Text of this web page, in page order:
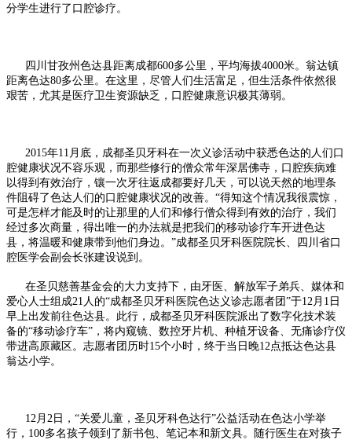
分学生进行了口腔诊疗。
四川甘孜州色达县距离成都600多公里，平均海拔4000米。翁达镇
距离色达80多公里。在这里，尽管人们生活富足，但生活条件依然很
艰苦，尤其是医疗卫生资源缺乏，口腔健康意识极其薄弱。
2015年11月底，成都圣贝牙科在一次义诊活动中获悉色达的人们口
腔健康状况不容乐观，而那些修行的僧众常年深居佛寺，口腔疾病难
以得到有效治疗，镶一次牙往返成都要好几天，可以说天然的地理条
件阻碍了色达人们的口腔健康状况的改善。“得知这个情况我很震惊，
可是怎样才能及时的让那里的人们和修行僧众得到有效的治疗，我们
经过多次商量，得出唯一的办法就是把我们的移动诊疗车开进色达
县，将温暖和健康带到他们身边。”成都圣贝牙科医院院长、四川省口
腔医学会副会长张建设说到。
在圣贝慈善基金会的大力支持下，由牙医、解放军子弟兵、媒体和
爱心人士组成21人的“成都圣贝牙科医院色达义诊志愿者团”于12月1日
早上出发前往色达县。此行，成都圣贝牙科医院派出了数字化技术装
备的“移动诊疗车”，将内窥镜、数控牙片机、种植牙设备、无痛诊疗仪
带进高原藏区。志愿者团历时15个小时，终于当日晚12点抵达色达县
翁达小学。
12月2日，“关爱儿童，圣贝牙科色达行”公益活动在色达小学举
行，100多名孩子领到了新书包、笔记本和新文具。随行医生在对孩子